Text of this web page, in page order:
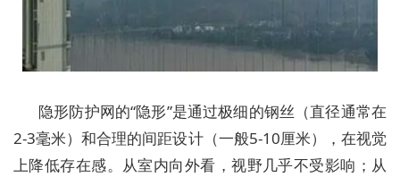
隐形防护网的“隐形”是通过极细的钢丝（直径通常在
2-3毫米）和合理的间距设计（一般5-10厘米），在视觉
上降低存在感。从室内向外看，视野几乎不受影响；从